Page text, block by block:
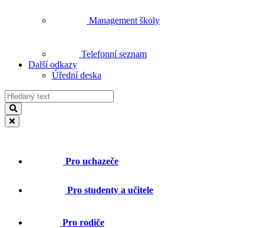
Management školy
Telefonní seznam
Další odkazy
Úřední deska
Pro uchazeče
Pro studenty a učitele
Pro rodiče